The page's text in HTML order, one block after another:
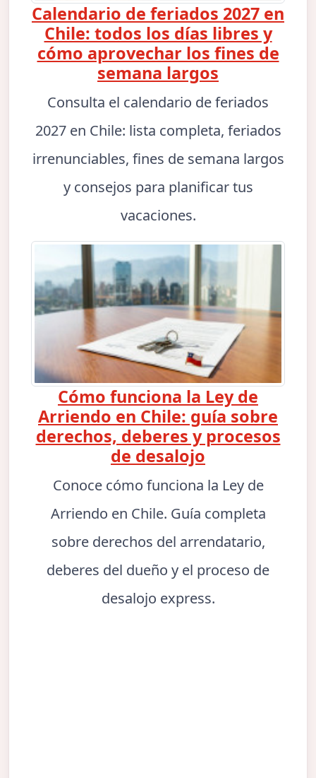
Calendario de feriados 2027 en
Chile: todos los días libres y
cómo aprovechar los fines de
semana largos
Consulta el calendario de feriados
2027 en Chile: lista completa, feriados
irrenunciables, fines de semana largos
y consejos para planificar tus
vacaciones.
Cómo funciona la Ley de
Arriendo en Chile: guía sobre
derechos, deberes y procesos
de desalojo
Conoce cómo funciona la Ley de
Arriendo en Chile. Guía completa
sobre derechos del arrendatario,
deberes del dueño y el proceso de
desalojo express.